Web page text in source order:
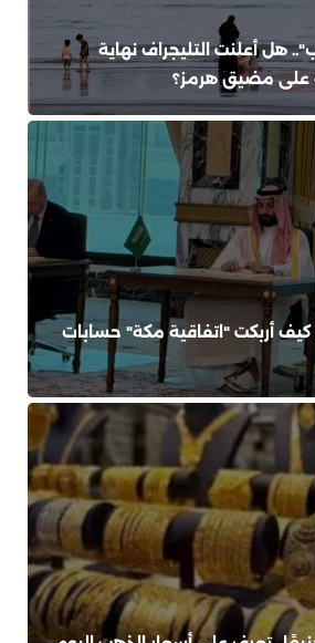
هل أعلنت التليجراف نهاية
على مضيق هرمز؟
أربكت "اتفاقية مكة" حسابات